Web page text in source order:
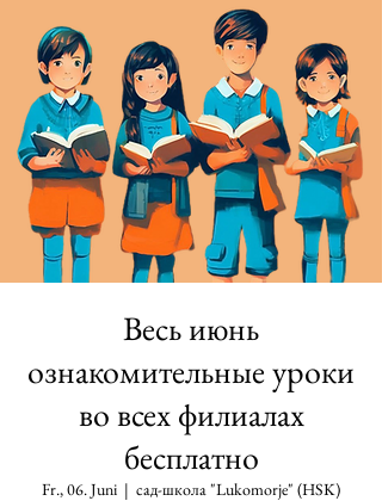
Весь июнь
ознакомительные уроки
во всех филиалах
бесплатно
Fr., 06. Juni
  |
сад-школа "Lukomorje" (HSK)